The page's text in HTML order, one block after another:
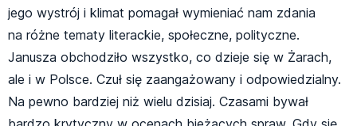
jego wystrój i klimat pomagał wymieniać nam zdania
na różne tematy literackie, społeczne, polityczne.
Janusza obchodziło wszystko, co dzieje się w Żarach,
ale i w Polsce. Czuł się zaangażowany i odpowiedzialny.
Na pewno bardziej niż wielu dzisiaj. Czasami bywał